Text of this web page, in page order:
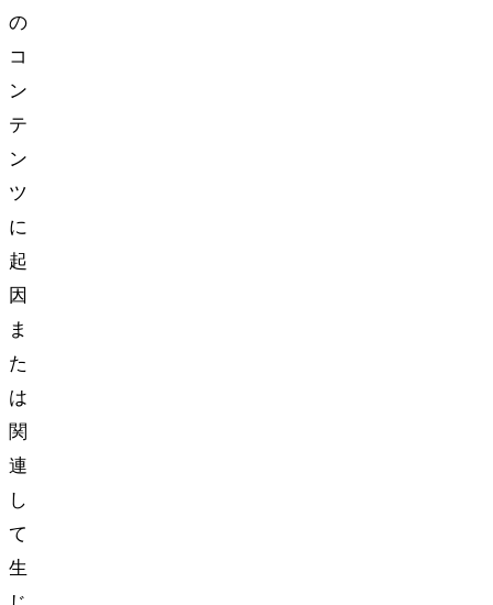
の
コ
ン
テ
ン
ツ
に
起
因
ま
た
は
関
連
し
て
生